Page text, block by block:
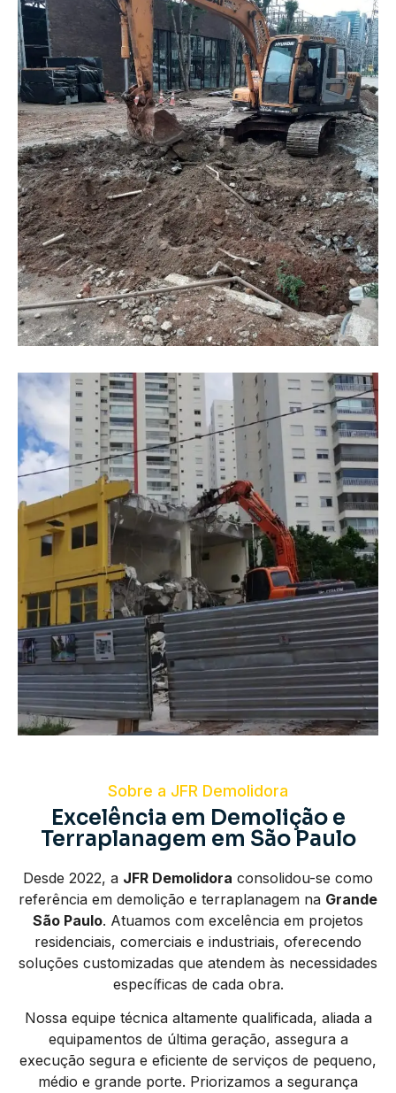
Sobre a JFR Demolidora
Excelência em Demolição e
Terraplanagem em São Paulo
Desde 2022, a JFR Demolidora consolidou-se como
referência em demolição e terraplanagem na Grande
São Paulo. Atuamos com excelência em projetos
residenciais, comerciais e industriais, oferecendo
soluções customizadas que atendem às necessidades
específicas de cada obra.
Nossa equipe técnica altamente qualificada, aliada a
equipamentos de última geração, assegura a
execução segura e eficiente de serviços de pequeno,
médio e grande porte. Priorizamos a segurança